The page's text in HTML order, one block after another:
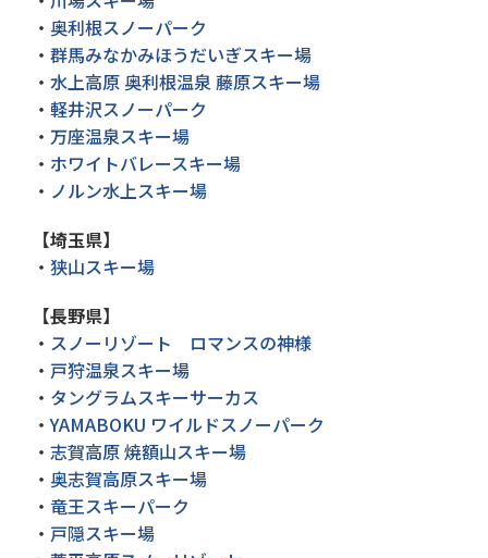
・ 奥利根スノーパーク
・ 群馬みなかみほうだいぎスキー場
・ 水上高原 奥利根温泉 藤原スキー場
・ 軽井沢スノーパーク
・ 万座温泉スキー場
・ ホワイトバレースキー場
・ ノルン水上スキー場
【埼玉県】
・ 狭山スキー場
【長野県】
・ スノーリゾート ロマンスの神様
・ 戸狩温泉スキー場
・ タングラムスキーサーカス
・YAMABOKU ワイルドスノーパーク
・ 志賀高原 焼額山スキー場
・ 奥志賀高原スキー場
・ 竜王スキーパーク
・ 戸隠スキー場